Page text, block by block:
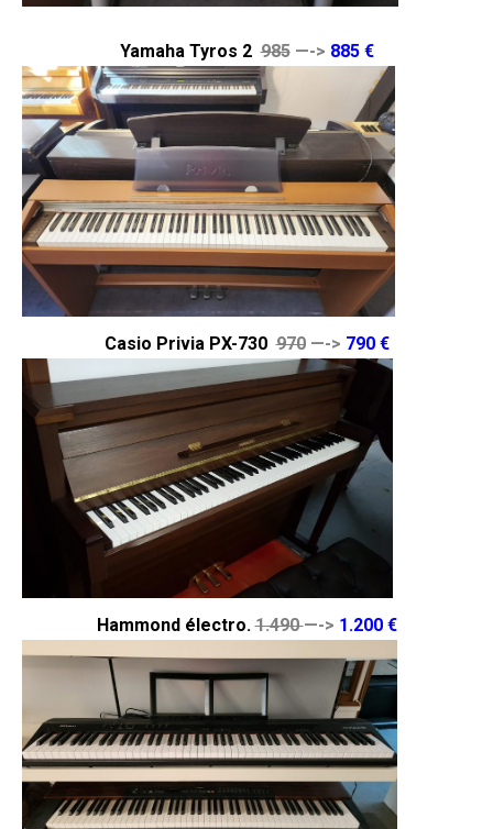
Yamaha Tyros 2985—-> 885 €
Casio Privia PX-730970—-> 790 €
Hammond électro.1.490—-> 1.200 €